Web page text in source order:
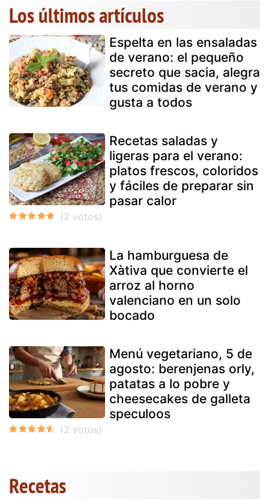
Los últimos artículos
Espelta en las ensaladas
de verano: el pequeño
secreto que sacia, alegra
tus comidas de verano y
gusta a todos
Recetas saladas y
ligeras para el verano:
platos frescos, coloridos
y fáciles de preparar sin
pasar calor
La hamburguesa de
Xàtiva que convierte el
arroz al horno
valenciano en un solo
bocado
Menú vegetariano, 5 de
agosto: berenjenas orly,
patatas a lo pobre y
cheesecakes de galleta
speculoos
Recetas